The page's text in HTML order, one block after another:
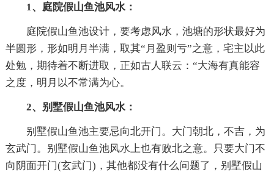
1、庭院假山鱼池风水：
庭院假山鱼池设计，要考虑风水，池塘的形状最好为
半圆形，形如明月半满，取其“月盈则亏”之意，宅主以此
处勉，期待着不断进取，正如古人联云：“大海有真能容
之度，明月以不常满为心。
2、别墅假山鱼池风水：
别墅假山鱼池主要忌向北开门。大门朝北，不吉，为
玄武门。别墅假山鱼池风水上也有败北之意。只要大门不
向阴面开门(玄武门)，其他都没有什么问题了，别墅假山